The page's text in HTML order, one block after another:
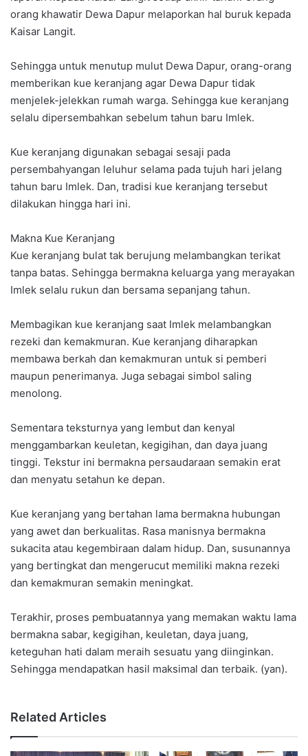
orang khawatir Dewa Dapur melaporkan hal buruk kepada
Kaisar Langit.
Sehingga untuk menutup mulut Dewa Dapur, orang-orang
memberikan kue keranjang agar Dewa Dapur tidak
menjelek-jelekkan rumah warga. Sehingga kue keranjang
selalu dipersembahkan sebelum tahun baru Imlek.
Kue keranjang digunakan sebagai sesaji pada
persembahyangan leluhur selama pada tujuh hari jelang
tahun baru Imlek. Dan, tradisi kue keranjang tersebut
dilakukan hingga hari ini.
Makna Kue Keranjang
Kue keranjang bulat tak berujung melambangkan terikat
tanpa batas. Sehingga bermakna keluarga yang merayakan
Imlek selalu rukun dan bersama sepanjang tahun.
Membagikan kue keranjang saat Imlek melambangkan
rezeki dan kemakmuran. Kue keranjang diharapkan
membawa berkah dan kemakmuran untuk si pemberi
maupun penerimanya. Juga sebagai simbol saling
menolong.
Sementara teksturnya yang lembut dan kenyal
menggambarkan keuletan, kegigihan, dan daya juang
tinggi. Tekstur ini bermakna persaudaraan semakin erat
dan menyatu setahun ke depan.
Kue keranjang yang bertahan lama bermakna hubungan
yang awet dan berkualitas. Rasa manisnya bermakna
sukacita atau kegembiraan dalam hidup. Dan, susunannya
yang bertingkat dan mengerucut memiliki makna rezeki
dan kemakmuran semakin meningkat.
Terakhir, proses pembuatannya yang memakan waktu lama
bermakna sabar, kegigihan, keuletan, daya juang,
keteguhan hati dalam meraih sesuatu yang diinginkan.
Sehingga mendapatkan hasil maksimal dan terbaik. (yan).
Related Articles